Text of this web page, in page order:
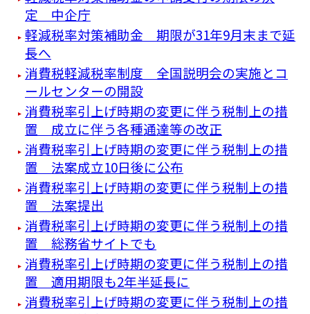
定 中企庁
軽減税率対策補助金 期限が31年9月末まで延
長へ
消費税軽減税率制度 全国説明会の実施とコ
ールセンターの開設
消費税率引上げ時期の変更に伴う税制上の措
置 成立に伴う各種通達等の改正
消費税率引上げ時期の変更に伴う税制上の措
置 法案成立10日後に公布
消費税率引上げ時期の変更に伴う税制上の措
置 法案提出
消費税率引上げ時期の変更に伴う税制上の措
置 総務省サイトでも
消費税率引上げ時期の変更に伴う税制上の措
置 適用期限も2年半延長に
消費税率引上げ時期の変更に伴う税制上の措